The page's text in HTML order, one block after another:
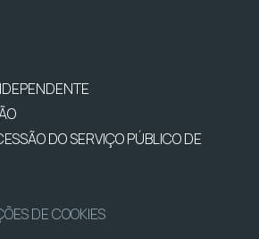
DO SERVIÇO PÚBLICO DE
DE COOKIES